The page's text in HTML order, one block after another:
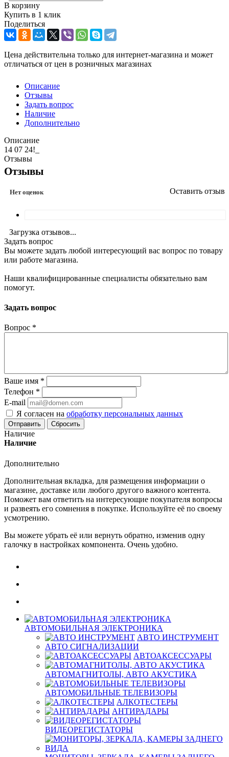
В корзину
Купить в 1 клик
Поделиться
Цена действительна только для интернет-магазина и может
отличаться от цен в розничных магазинах
Описание
Отзывы
Задать вопрос
Наличие
Дополнительно
Описание
14 07 24!_
Отзывы
Отзывы
Нет оценок Оставить отзыв
Загрузка отзывов...
Задать вопрос
Вы можете задать любой интересующий вас вопрос по товару
или работе магазина.
Наши квалифицированные специалисты обязательно вам
помогут.
Задать вопрос
Вопрос *
Ваше имя *
Телефон *
E-mail
Я согласен на обработку персональных данных
Сбросить
Наличие
Наличие
Дополнительно
Дополнительная вкладка, для размещения информации о
магазине, доставке или любого другого важного контента.
Поможет вам ответить на интересующие покупателя вопросы
и развеять его сомнения в покупке. Используйте её по своему
усмотрению.
Вы можете убрать её или вернуть обратно, изменив одну
галочку в настройках компонента. Очень удобно.
АВТОМОБИЛЬНАЯ ЭЛЕКТРОНИКА
АВТО ИНСТРУМЕНТ
АВТО СИГНАЛИЗАЦИИ
АВТОАКСЕССУАРЫ
АВТОМАГНИТОЛЫ, АВТО АКУСТИКА
АВТОМОБИЛЬНЫЕ ТЕЛЕВИЗОРЫ
АЛКОТЕСТЕРЫ
АНТИРАДАРЫ
ВИДЕОРЕГИСТАТОРЫ